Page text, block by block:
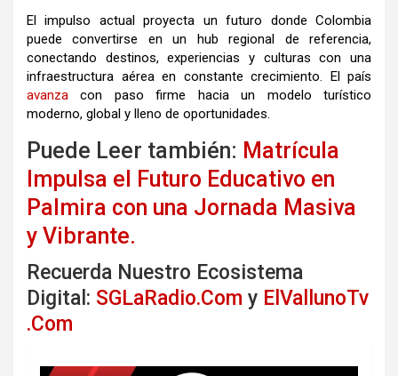
El impulso actual proyecta un futuro donde Colombia
puede convertirse en un hub regional de referencia,
conectando destinos, experiencias y culturas con una
infraestructura aérea en constante crecimiento. El país
avanza con paso firme hacia un modelo turístico
moderno, global y lleno de oportunidades.
Puede Leer también: Matrícula
Impulsa el Futuro Educativo en
Palmira con una Jornada Masiva
y Vibrante.
Recuerda Nuestro Ecosistema
Digital: SGLaRadio.Com y ElVallunoTv
.Com